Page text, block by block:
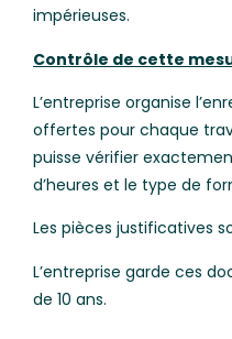
impérieuses.
Contrôle de cette
L’entreprise organise
offertes pour chaque
puisse vérifier
d’heures et le type de
Les pièces justificatives
L’entreprise garde ces
de 10 ans.